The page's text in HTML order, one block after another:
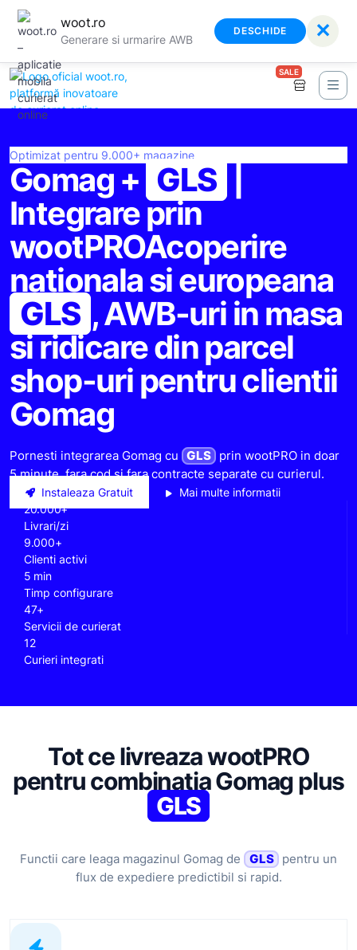
woot.ro
Generare si urmarire AWB
DESCHIDE ✕
SALE
Optimizat pentru 9.000+ magazine
Gomag + GLS
Integrare prin
wootPROAcoperire
nationala si europeana
GLS , AWB-uri in masa
si ridicare din parcel
shop-uri pentru clientii
Gomag
Pornesti integrarea Gomag cu GLS
prin wootPRO in doar
5 minute, fara cod si fara contracte separate cu curierul.
Instaleaza Gratuit
Mai multe informatii
20.000+
Livrari/zi
9.000+
Clienti activi
5 min
Timp configurare
47+
Servicii de curierat
12
Curieri integrati
Tot ce livreaza wootPRO
pentru combinatia Gomag plus
GLS
Functii care leaga magazinul Gomag de GLS pentru un
flux de expediere predictibil si rapid.